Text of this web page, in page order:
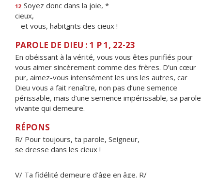
12 Soyez donc dans la joie, *
cieux,
et vous, habitants des cieux !
PAROLE DE DIEU : 1 P 1, 22-23
En obéissant à la vérité, vous vous êtes purifiés pour
vous aimer sincèrement comme des frères. D’un cœur
pur, aimez-vous intensément les uns les autres, car
Dieu vous a fait renaître, non pas d’une semence
périssable, mais d’une semence impérissable, sa parole
vivante qui demeure.
RÉPONS
R/ Pour toujours, ta parole, Seigneur,
se dresse dans les cieux !
V/ Ta fidélité demeure d’âge en âge. R/